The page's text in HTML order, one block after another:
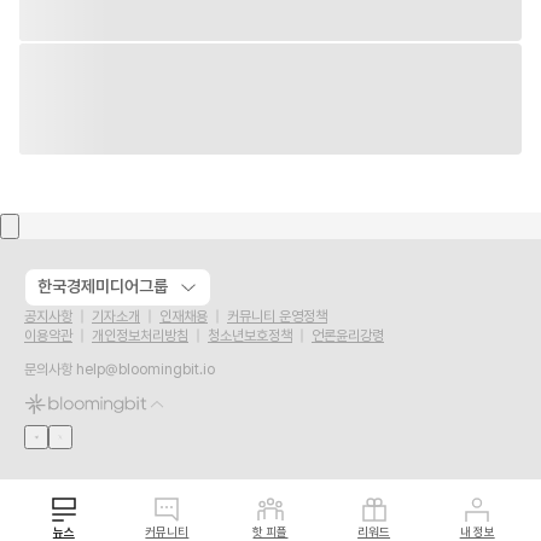
한국경제미디어그룹
공지사항 기자소개 인재채용
커뮤니티 운영정책
이용약관
개인정보처리방침 청소년보호정책
언론윤리강령
문의사항 help@bloomingbit.io
뉴스 커뮤니티 핫 피플 리워드 내 정보